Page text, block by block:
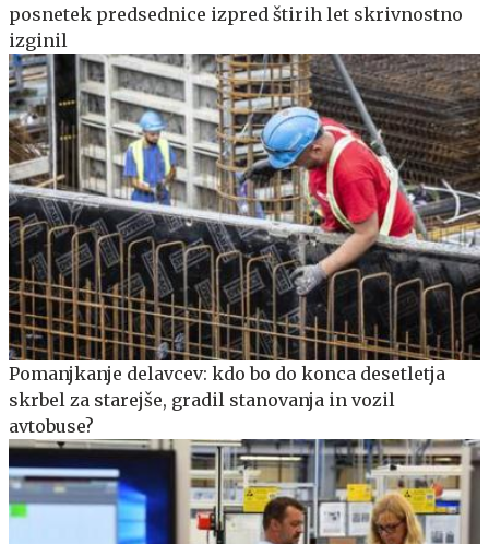
posnetek predsednice izpred štirih let skrivnostno
izginil
Pomanjkanje delavcev: kdo bo do konca desetletja
skrbel za starejše, gradil stanovanja in vozil
avtobuse?